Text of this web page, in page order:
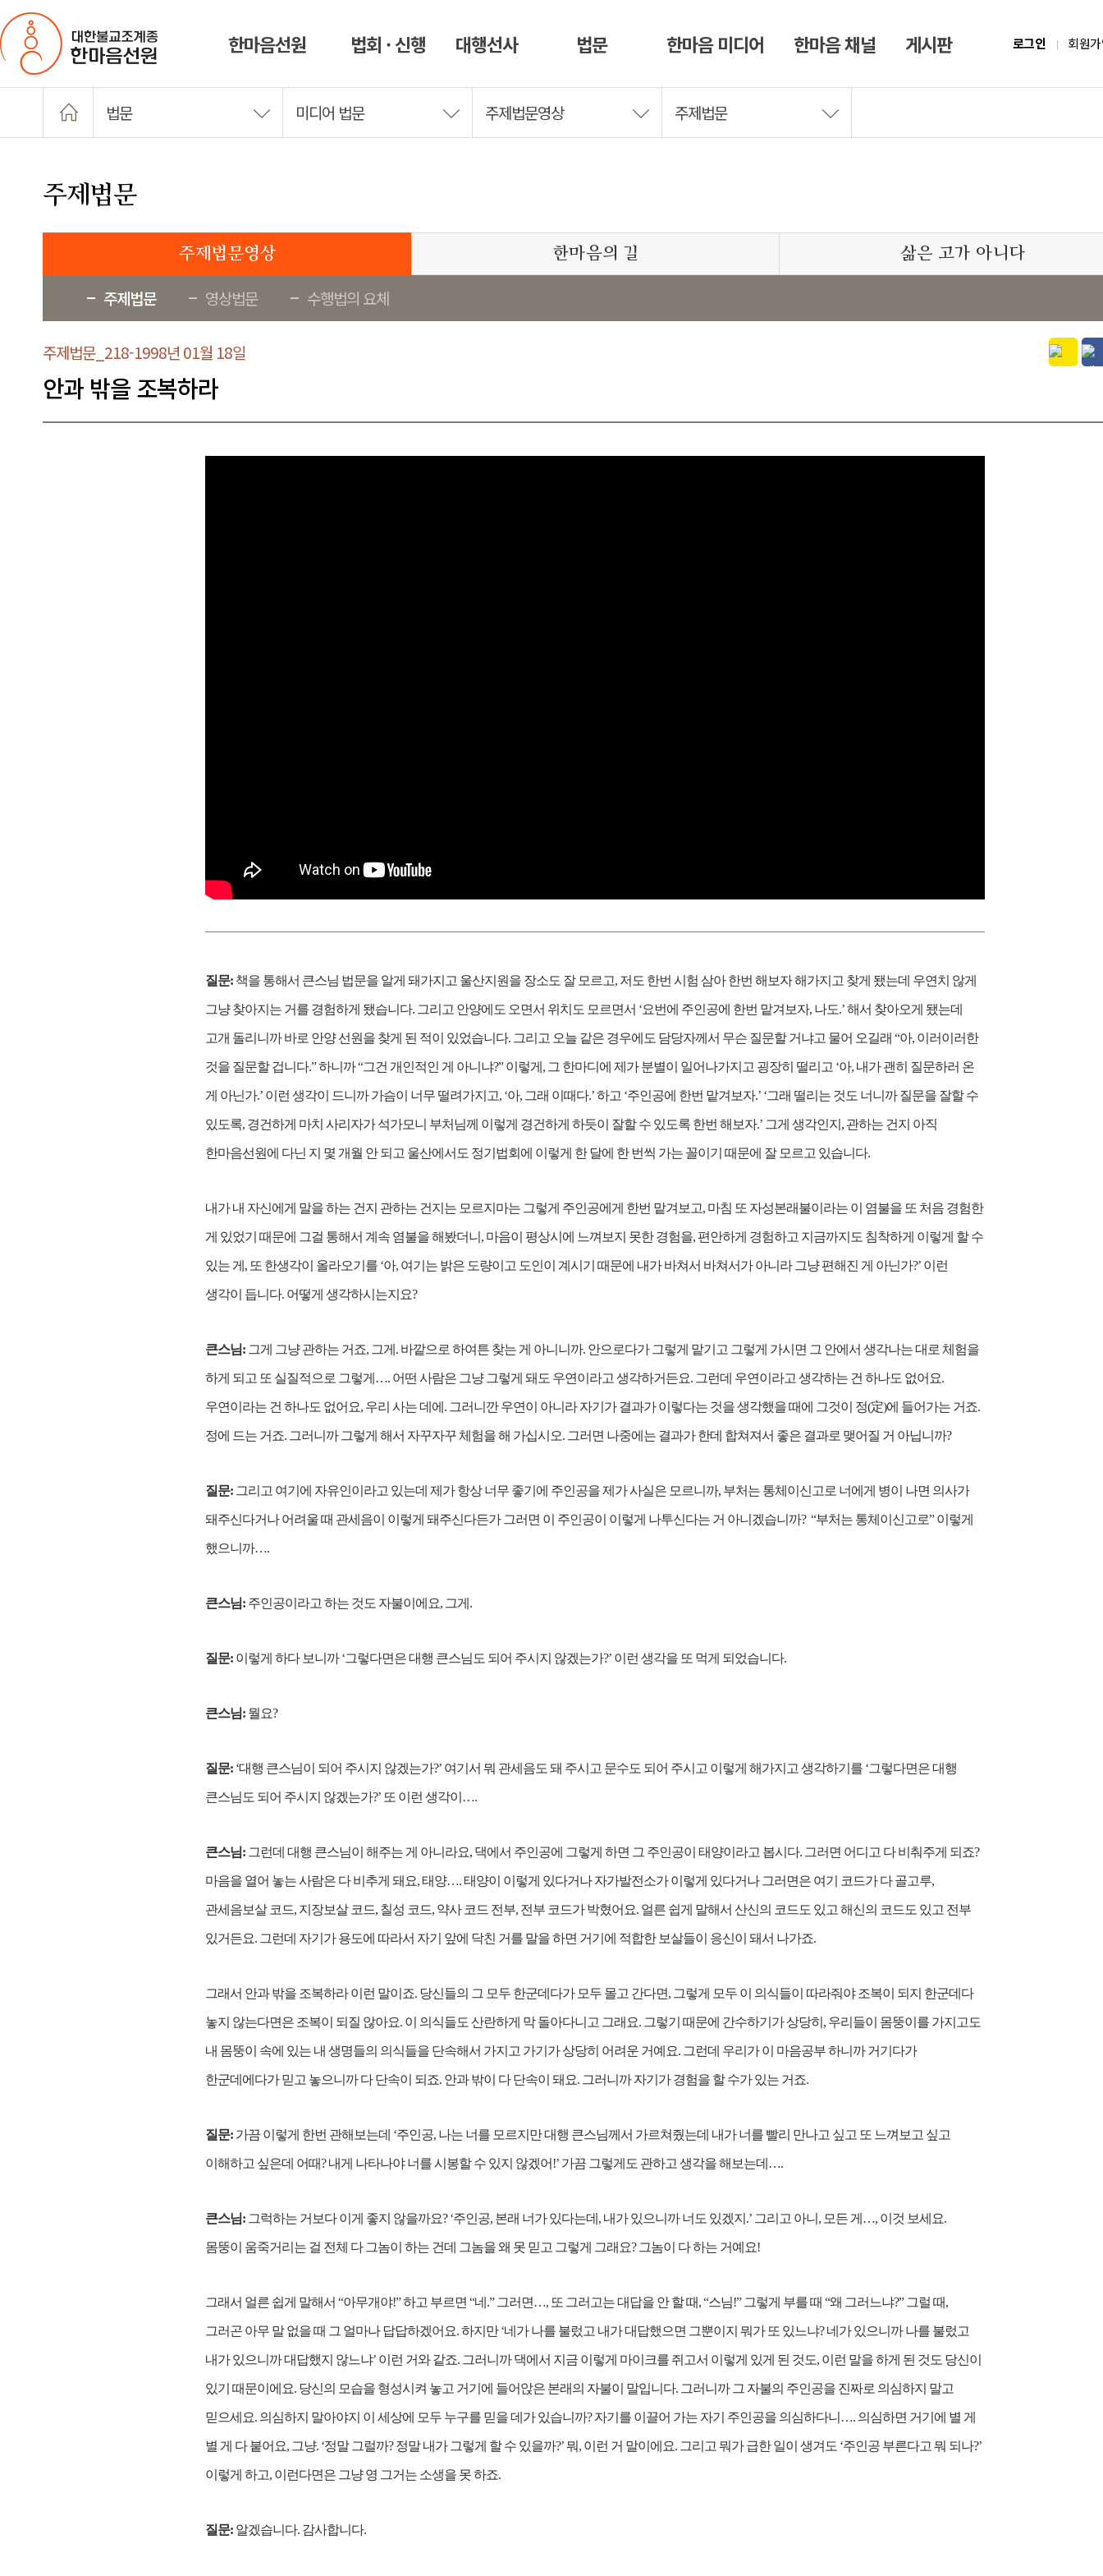
한마음선원 법회 · 신행 대행선사 법문 한마음 미디어 한마음 채널 게시판 로그인 회원
법문 미디어 법문 주제법문영상 주제법문
주제법문
주제법문영상 한마음의 길 삶은 고가 아니다
주제법문 영상법문 수행법의 요체
주제법문_218-1998년 01월 18일
안과 밖을 조복하라
질문: 책을 통해서 큰스님 법문을 알게 돼가지고 울산지원을 장소도 잘 모르고, 저도 한번 시험 삼아 한번 해보자 해가지고 찾게 됐는데 우연치 않게
그냥 찾아지는 거를 경험하게 됐습니다. 그리고 안양에도 오면서 위치도 모르면서 ‘요번에 주인공에 한번 맡겨보자, 나도.’ 해서 찾아오게 됐는데
고개 돌리니까 바로 안양 선원을 찾게 된 적이 있었습니다. 그리고 오늘 같은 경우에도 담당자께서 무슨 질문할 거냐고 물어 오길래 “아, 이러이러한
것을 질문할 겁니다.” 하니까 “그건 개인적인 게 아니냐?” 이렇게, 그 한마디에 제가 분별이 일어나가지고 굉장히 떨리고 ‘아, 내가 괜히 질문하러 온
게 아닌가.’ 이런 생각이 드니까 가슴이 너무 떨려가지고, ‘아, 그래 이때다.’ 하고 ‘주인공에 한번 맡겨보자.’ ‘그래 떨리는 것도 너니까 질문을 잘할 수
있도록, 경건하게 마치 사리자가 석가모니 부처님께 이렇게 경건하게 하듯이 잘할 수 있도록 한번 해보자.’ 그게 생각인지, 관하는 건지 아직
한마음선원에 다닌 지 몇 개월 안 되고 울산에서도 정기법회에 이렇게 한 달에 한 번씩 가는 꼴이기 때문에 잘 모르고 있습니다.
내가 내 자신에게 말을 하는 건지 관하는 건지는 모르지마는 그렇게 주인공에게 한번 맡겨보고, 마침 또 자성본래불이라는 이 염불을 또 처음 경험한
게 있었기 때문에 그걸 통해서 계속 염불을 해봤더니, 마음이 평상시에 느껴보지 못한 경험을, 편안하게 경험하고 지금까지도 침착하게 이렇게 할 수
있는 게, 또 한생각이 올라오기를 ‘아, 여기는 밝은 도량이고 도인이 계시기 때문에 내가 바쳐서 바쳐서가 아니라 그냥 편해진 게 아닌가?’ 이런
생각이 듭니다. 어떻게 생각하시는지요?
큰스님: 그게 그냥 관하는 거죠, 그게. 바깥으로 하여튼 찾는 게 아니니까. 안으로다가 그렇게 맡기고 그렇게 가시면 그 안에서 생각나는 대로 체험을
하게 되고 또 실질적으로 그렇게…. 어떤 사람은 그냥 그렇게 돼도 우연이라고 생각하거든요. 그런데 우연이라고 생각하는 건 하나도 없어요.
우연이라는 건 하나도 없어요, 우리 사는 데에. 그러니깐 우연이 아니라 자기가 결과가 이렇다는 것을 생각했을 때에 그것이 정(定)에 들어가는 거죠.
정에 드는 거죠. 그러니까 그렇게 해서 자꾸자꾸 체험을 해 가십시오. 그러면 나중에는 결과가 한데 합쳐져서 좋은 결과로 맺어질 거 아닙니까?
질문: 그리고 여기에 자유인이라고 있는데 제가 항상 너무 좋기에 주인공을 제가 사실은 모르니까, 부처는 통체이신고로 너에게 병이 나면 의사가
돼주신다거나 어려울 때 관세음이 이렇게 돼주신다든가 그러면 이 주인공이 이렇게 나투신다는 거 아니겠습니까? “부처는 통체이신고로” 이렇게
했으니까….
큰스님: 주인공이라고 하는 것도 자불이에요, 그게.
질문: 이렇게 하다 보니까 ‘그렇다면은 대행 큰스님도 되어 주시지 않겠는가?’ 이런 생각을 또 먹게 되었습니다.
큰스님: 뭘요?
질문: ‘대행 큰스님이 되어 주시지 않겠는가?’ 여기서 뭐 관세음도 돼 주시고 문수도 되어 주시고 이렇게 해가지고 생각하기를 ‘그렇다면은 대행
큰스님도 되어 주시지 않겠는가?’ 또 이런 생각이….
큰스님: 그런데 대행 큰스님이 해주는 게 아니라요, 댁에서 주인공에 그렇게 하면 그 주인공이 태양이라고 봅시다. 그러면 어디고 다 비춰주게 되죠?
마음을 열어 놓는 사람은 다 비추게 돼요, 태양…. 태양이 이렇게 있다거나 자가발전소가 이렇게 있다거나 그러면은 여기 코드가 다 골고루,
관세음보살 코드, 지장보살 코드, 칠성 코드, 약사 코드 전부, 전부 코드가 박혔어요. 얼른 쉽게 말해서 산신의 코드도 있고 해신의 코드도 있고 전부
있거든요. 그런데 자기가 용도에 따라서 자기 앞에 닥친 거를 말을 하면 거기에 적합한 보살들이 응신이 돼서 나가죠.
그래서 안과 밖을 조복하라 이런 말이죠. 당신들의 그 모두 한군데다가 모두 몰고 간다면, 그렇게 모두 이 의식들이 따라줘야 조복이 되지 한군데다
놓지 않는다면은 조복이 되질 않아요. 이 의식들도 산란하게 막 돌아다니고 그래요. 그렇기 때문에 간수하기가 상당히, 우리들이 몸뚱이를 가지고도
내 몸뚱이 속에 있는 내 생명들의 의식들을 단속해서 가지고 가기가 상당히 어려운 거예요. 그런데 우리가 이 마음공부 하니까 거기다가
한군데에다가 믿고 놓으니까 다 단속이 되죠. 안과 밖이 다 단속이 돼요. 그러니까 자기가 경험을 할 수가 있는 거죠.
질문: 가끔 이렇게 한번 관해보는데 ‘주인공, 나는 너를 모르지만 대행 큰스님께서 가르쳐줬는데 내가 너를 빨리 만나고 싶고 또 느껴보고 싶고
이해하고 싶은데 어때? 내게 나타나야 너를 시봉할 수 있지 않겠어!’ 가끔 그렇게도 관하고 생각을 해보는데….
큰스님: 그럭하는 거보다 이게 좋지 않을까요? ‘주인공, 본래 너가 있다는데, 내가 있으니까 너도 있겠지.’ 그리고 아니, 모든 게…, 이것 보세요.
몸뚱이 움죽거리는 걸 전체 다 그놈이 하는 건데 그놈을 왜 못 믿고 그렇게 그래요? 그놈이 다 하는 거예요!
그래서 얼른 쉽게 말해서 “아무개야!” 하고 부르면 “네.” 그러면…, 또 그러고는 대답을 안 할 때, “스님!” 그렇게 부를 때 “왜 그러느냐?” 그럴 때,
그러곤 아무 말 없을 때 그 얼마나 답답하겠어요. 하지만 ‘네가 나를 불렀고 내가 대답했으면 그뿐이지 뭐가 또 있느냐? 네가 있으니까 나를 불렀고
내가 있으니까 대답했지 않느냐’ 이런 거와 같죠. 그러니까 댁에서 지금 이렇게 마이크를 쥐고서 이렇게 있게 된 것도, 이런 말을 하게 된 것도 당신이
있기 때문이에요. 당신의 모습을 형성시켜 놓고 거기에 들어앉은 본래의 자불이 말입니다. 그러니까 그 자불의 주인공을 진짜로 의심하지 말고
믿으세요. 의심하지 말아야지 이 세상에 모두 누구를 믿을 데가 있습니까? 자기를 이끌어 가는 자기 주인공을 의심하다니…. 의심하면 거기에 별 게
별 게 다 붙어요, 그냥. ‘정말 그럴까? 정말 내가 그렇게 할 수 있을까?’ 뭐, 이런 거 말이에요. 그리고 뭐가 급한 일이 생겨도 ‘주인공 부른다고 뭐 되나?’
이렇게 하고, 이런다면은 그냥 영 그거는 소생을 못 하죠.
질문: 알겠습니다. 감사합니다.